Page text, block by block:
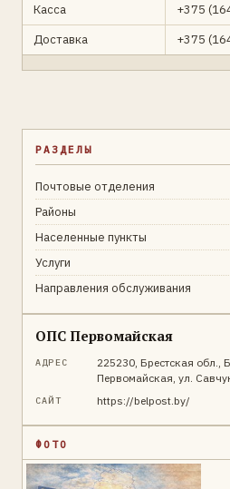
Касса
+375
Доставка
+375
РАЗДЕЛЫ
Почтовые отделения
Районы
Населенные пункты
Услуги
Направления обслуживания
ОПС Первомайская
АДРЕС
225230, Брестская обл.,
Первомайская, ул.
САЙТ https://belpost.by/
ФОТО